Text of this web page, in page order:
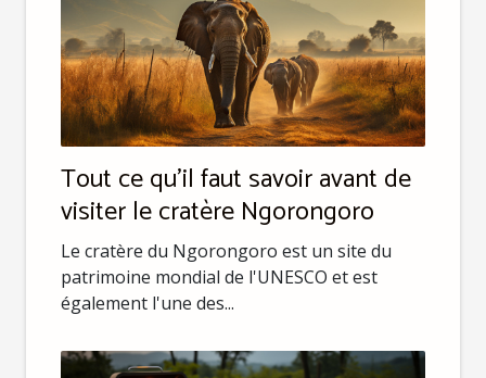
Tout ce qu'il faut savoir avant de
visiter le cratère Ngorongoro
Le cratère du Ngorongoro est un site du
patrimoine mondial de l'UNESCO et est
également l'une des...